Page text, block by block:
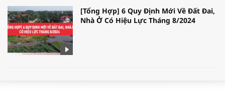
[Tổng Hợp] 6 Quy Định Mới Về Đất Đai,
Nhà Ở Có Hiệu Lực Tháng 8/2024